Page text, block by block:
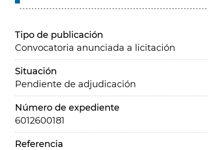
Tipo de publicación
Convocatoria anunciada a licitación
Situación
Pendiente de adjudicación
Número de expediente
6012600181
Referencia